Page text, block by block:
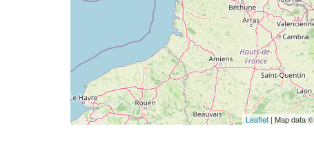
Leaflet | Map data ©